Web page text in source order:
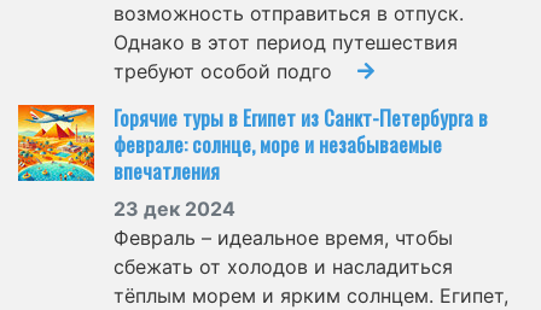
возможность отправиться в отпуск.
Однако в этот период путешествия
требуют особой подго
Горячие туры в Египет из Санкт-Петербурга в
феврале: солнце, море и незабываемые
впечатления
23 дек 2024
Февраль – идеальное время, чтобы
сбежать от холодов и насладиться
тёплым морем и ярким солнцем. Египет,